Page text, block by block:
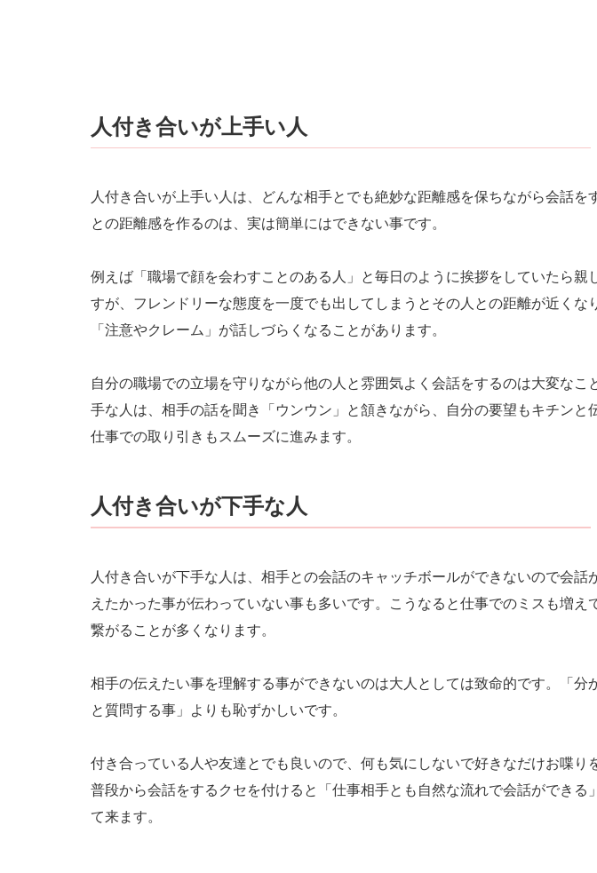
人付き合いが上手い人
人付き合いが上手い人は、どんな相手とでも絶妙な距離感を保ちながら会話を
との距離感を作るのは、実は簡単にはできない事です。
例えば「職場で顔を会わすことのある人」と毎日のように挨拶をしていたら親
すが、フレンドリーな態度を一度でも出してしまうとその人との距離が近くな
「注意やクレーム」が話しづらくなることがあります。
自分の職場での立場を守りながら他の人と雰囲気よく会話をするのは大変なこ
手な人は、相手の話を聞き「ウンウン」と頷きながら、自分の要望もキチンと
仕事での取り引きもスムーズに進みます。
人付き合いが下手な人
人付き合いが下手な人は、相手との会話のキャッチボールができないので会話
えたかった事が伝わっていない事も多いです。こうなると仕事でのミスも増え
繋がることが多くなります。
相手の伝えたい事を理解する事ができないのは大人としては致命的です。「分
と質問する事」よりも恥ずかしいです。
付き合っている人や友達とでも良いので、何も気にしないで好きなだけお喋り
普段から会話をするクセを付けると「仕事相手とも自然な流れで会話ができる
て来ます。